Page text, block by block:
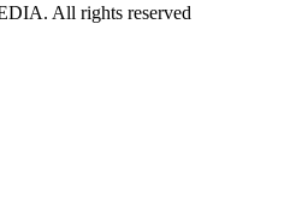
All rights reserved